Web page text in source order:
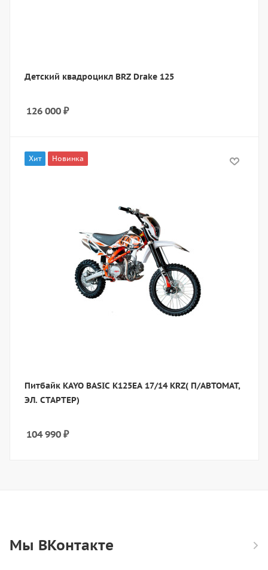
Детский квадроцикл BRZ Drake 125
126 000 ₽
Хит Новинка
Питбайк KAYO BASIC K125EА 17/14 KRZ( П/АВТОМАТ,
ЭЛ. СТАРТЕР)
104 990 ₽
Мы ВКонтакте